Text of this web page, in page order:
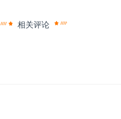
相关评论